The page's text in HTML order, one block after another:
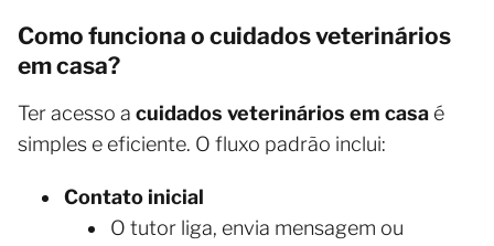
Como funciona o cuidados veterinários
em casa?
Ter acesso a cuidados veterinários em casa é
simples e eficiente. O fluxo padrão inclui:
Contato inicial
O tutor liga, envia mensagem ou